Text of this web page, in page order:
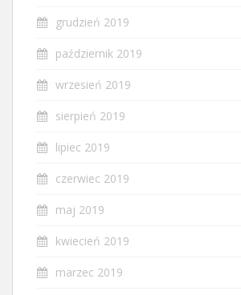
grudzień 2019
październik 2019
wrzesień 2019
sierpień 2019
lipiec 2019
czerwiec 2019
maj 2019
kwiecień 2019
marzec 2019